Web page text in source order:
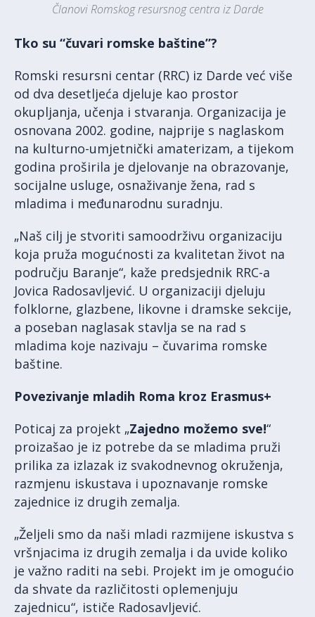
Članovi Romskog resursnog centra iz Darde
Tko su “čuvari romske baštine”?
Romski resursni centar (RRC) iz Darde već više
od dva desetljeća djeluje kao prostor
okupljanja, učenja i stvaranja. Organizacija je
osnovana 2002. godine, najprije s naglaskom
na kulturno-umjetnički amaterizam, a tijekom
godina proširila je djelovanje na obrazovanje,
socijalne usluge, osnaživanje žena, rad s
mladima i međunarodnu suradnju.
„Naš cilj je stvoriti samoodrživu organizaciju
koja pruža mogućnosti za kvalitetan život na
području Baranje“, kaže predsjednik RRC-a
Jovica Radosavljević. U organizaciji djeluju
folklorne, glazbene, likovne i dramske sekcije,
a poseban naglasak stavlja se na rad s
mladima koje nazivaju – čuvarima romske
baštine.
Povezivanje mladih Roma kroz Erasmus+
Poticaj za projekt „Zajedno možemo sve!“
proizašao je iz potrebe da se mladima pruži
prilika za izlazak iz svakodnevnog okruženja,
razmjenu iskustava i upoznavanje romske
zajednice iz drugih zemalja.
„Željeli smo da naši mladi razmijene iskustva s
vršnjacima iz drugih zemalja i da uvide koliko
je važno raditi na sebi. Projekt im je omogućio
da shvate da različitosti oplemenjuju
zajednicu“, ističe Radosavljević.